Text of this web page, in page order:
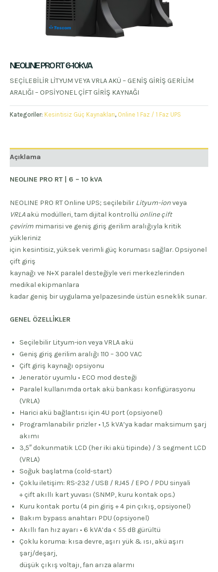
NEOLINE PRO RT 6-10kVA
SEÇİLEBİLİR LİTYUM VEYA VRLA AKÜ – GENİŞ GİRİŞ GERİLİM
ARALIĞI – OPSİYONEL ÇİFT GİRİŞ KAYNAĞI
Kategoriler: Kesintisiz Güç Kaynakları, Online 1 Faz / 1 Faz UPS
Açıklama
NEOLINE PRO RT | 6 – 10 kVA
NEOLINE PRO RT Online UPS; seçilebilir Lityum-ionveya
VRLA akü modülleri, tam dijital kontrollü online çift
çevirim mimarisi ve geniş giriş gerilim aralığıyla kritik
yükleriniz
için kesintisiz, yüksek verimli güç koruması sağlar. Opsiyonel
çift giriş
kaynağı ve N+X paralel desteğiyle veri merkezlerinden
medikal ekipmanlara
kadar geniş bir uygulama yelpazesinde üstün esneklik sunar.
GENEL ÖZELLİKLER
Seçilebilir Lityum-ion veya VRLA akü
Geniş giriş gerilim aralığı 110 – 300 VAC
Çift giriş kaynağı opsiyonu
Jeneratör uyumlu • ECO mod desteği
Paralel kullanımda ortak akü bankası konfigürasyonu
(VRLA)
Harici akü bağlantısı için 4U port (opsiyonel)
Programlanabilir prizler • 1,5 kVA’ya kadar maksimum şarj
akımı
3,5″ dokunmatik LCD (her iki akü tipinde) / 3 segment LCD
(VRLA)
Soğuk başlatma (cold-start)
Çoklu iletişim: RS-232 / USB / RJ45 / EPO / PDU sinyali
+ çift akıllı kart yuvası (SNMP, kuru kontak ops.)
Kuru kontak portu (4 pin giriş + 4 pin çıkış, opsiyonel)
Bakım bypass anahtarı PDU (opsiyonel)
Akıllı fan hız ayarı • 6 kVA’da < 55 dB gürültü
Çoklu koruma: kısa devre, aşırı yük & ısı, akü aşırı
şarj/deşarj,
düşük çıkış voltajı, fan arıza alarmı